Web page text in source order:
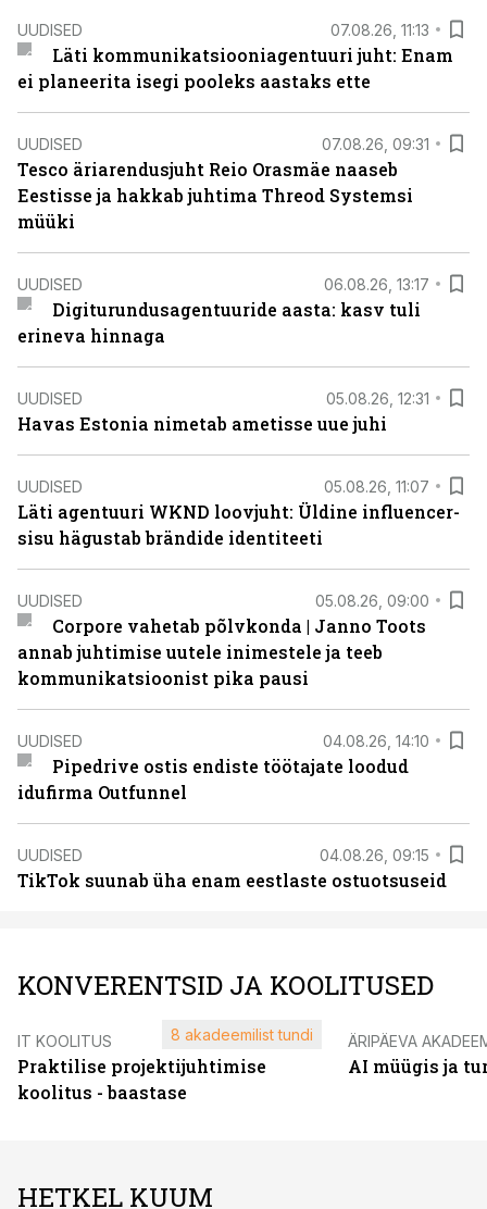
UUDISED 07.08.26, 11:13
Läti kommunikatsiooniagentuuri juht: Enam
ei planeerita isegi pooleks aastaks ette
UUDISED 07.08.26, 09:31
Tesco äriarendusjuht Reio Orasmäe naaseb
Eestisse ja hakkab juhtima Threod Systemsi
müüki
UUDISED 06.08.26, 13:17
Digiturundusagentuuride aasta: kasv tuli
erineva hinnaga
UUDISED 05.08.26, 12:31
Havas Estonia nimetab ametisse uue juhi
UUDISED 05.08.26, 11:07
Läti agentuuri WKND loovjuht: Üldine influencer-
sisu hägustab brändide identiteeti
UUDISED 05.08.26, 09:00
Corpore vahetab põlvkonda | Janno Toots
annab juhtimise uutele inimestele ja teeb
kommunikatsioonist pika pausi
UUDISED 04.08.26, 14:10
Pipedrive ostis endiste töötajate loodud
idufirma Outfunnel
UUDISED 04.08.26, 09:15
TikTok suunab üha enam eestlaste ostuotsuseid
KONVERENTSID JA KOOLITUSED
IT KOOLITUS
Praktilise projektijuhtimise
koolitus - baastase
8 akadeemilist tundi ÄRIPÄEVA
AI müügis ja
HETKEL KUUM